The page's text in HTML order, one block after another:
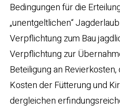
Bedingungen für die
„unentgeltlichen“
Verpflichtung zum Bau
Verpflichtung zur
Beteiligung an
Kosten der Fütterung und
dergleichen